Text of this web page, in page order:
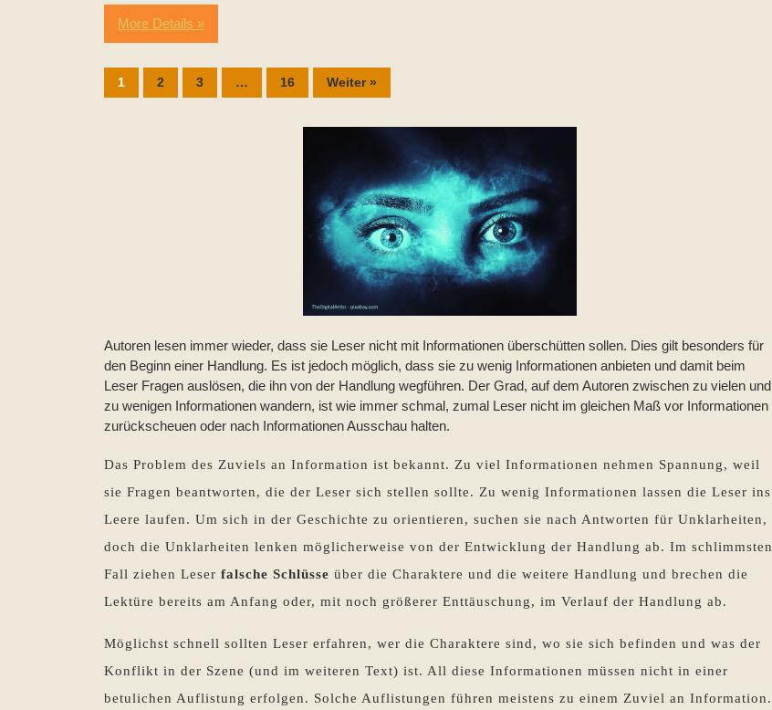
More Details »
1 2 3 … 16 Weiter »
Autoren lesen immer wieder, dass sie Leser nicht mit Informationen überschütten sollen. Dies gilt besonders für
den Beginn einer Handlung. Es ist jedoch möglich, dass sie zu wenig Informationen anbieten und damit beim
Leser Fragen auslösen, die ihn von der Handlung wegführen. Der Grad, auf dem Autoren zwischen zu vielen und
zu wenigen Informationen wandern, ist wie immer schmal, zumal Leser nicht im gleichen Maß vor Informationen
zurückscheuen oder nach Informationen Ausschau halten.
Das Problem des Zuviels an Information ist bekannt. Zu viel Informationen nehmen Spannung, weil
sie Fragen beantworten, die der Leser sich stellen sollte. Zu wenig Informationen lassen die Leser ins
Leere laufen. Um sich in der Geschichte zu orientieren, suchen sie nach Antworten für Unklarheiten,
doch die Unklarheiten lenken möglicherweise von der Entwicklung der Handlung ab. Im schlimmsten
Fall ziehen Leser falsche Schlüsse über die Charaktere und die weitere Handlung und brechen die
Lektüre bereits am Anfang oder, mit noch größerer Enttäuschung, im Verlauf der Handlung ab.
Möglichst schnell sollten Leser erfahren, wer die Charaktere sind, wo sie sich befinden und was der
Konflikt in der Szene (und im weiteren Text) ist. All diese Informationen müssen nicht in einer
betulichen Auflistung erfolgen. Solche Auflistungen führen meistens zu einem Zuviel an Information.